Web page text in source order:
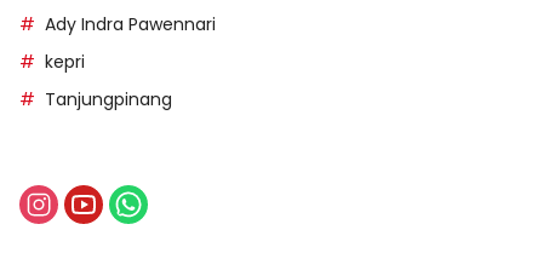
Ady Indra Pawennari
kepri
Tanjungpinang